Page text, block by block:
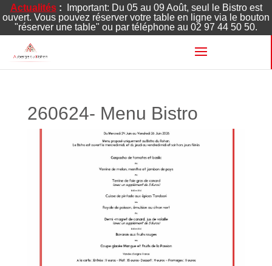
Actualités: Important: Du 05 au 09 Août, seul le Bistro est
ouvert. Vous pouvez réserver votre table en ligne via le bouton
"réserver une table" ou par téléphone au 02 97 44 50 50.
260624- Menu Bistro